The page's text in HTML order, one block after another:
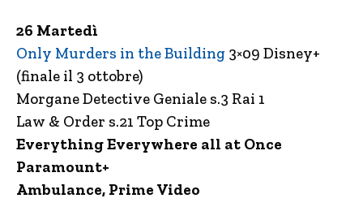
26 Martedì
Only Murders in the Building 3×09 Disney+
(finale il 3 ottobre)
Morgane Detective Geniale s.3 Rai 1
Law & Order s.21 Top Crime
Everything Everywhere all at Once
Paramount+
Ambulance, Prime Video